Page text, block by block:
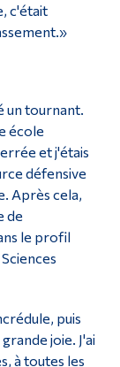
c'était
un tournant.
école
et j'étais
défensive
Après cela,
de
le profil
puis
joie. J'ai
à toutes les